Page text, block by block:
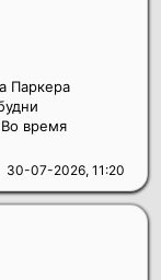
30-07-2026, 11:20
Паркера
время